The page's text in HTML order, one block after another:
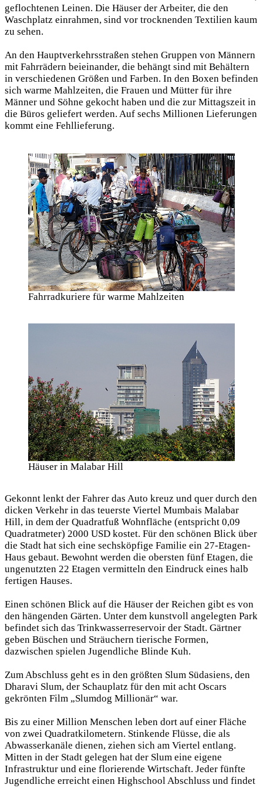
geflochtenen Leinen. Die Häuser der Arbeiter, die den
Waschplatz einrahmen, sind vor trocknenden Textilien kaum
zu sehen.
An den Hauptverkehrsstraßen stehen Gruppen von Männern
mit Fahrrädern beieinander, die behängt sind mit Behältern
in verschiedenen Größen und Farben. In den Boxen befinden
sich warme Mahlzeiten, die Frauen und Mütter für ihre
Männer und Söhne gekocht haben und die zur Mittagszeit in
die Büros geliefert werden. Auf sechs Millionen Lieferungen
kommt eine Fehllieferung.
Fahrradkuriere für warme Mahlzeiten
Häuser in Malabar Hill
Gekonnt lenkt der Fahrer das Auto kreuz und quer durch den
dicken Verkehr in das teuerste Viertel Mumbais Malabar
Hill, in dem der Quadratfuß Wohnfläche (entspricht 0,09
Quadratmeter) 2000 USD kostet. Für den schönen Blick über
die Stadt hat sich eine sechsköpfige Familie ein 27-Etagen-
Haus gebaut. Bewohnt werden die obersten fünf Etagen, die
ungenutzten 22 Etagen vermitteln den Eindruck eines halb
fertigen Hauses.
Einen schönen Blick auf die Häuser der Reichen gibt es von
den hängenden Gärten. Unter dem kunstvoll angelegten Park
befindet sich das Trinkwasserreservoir der Stadt. Gärtner
geben Büschen und Sträuchern tierische Formen,
dazwischen spielen Jugendliche Blinde Kuh.
Zum Abschluss geht es in den größten Slum Südasiens, den
Dharavi Slum, der Schauplatz für den mit acht Oscars
gekrönten Film „Slumdog Millionär“ war.
Bis zu einer Million Menschen leben dort auf einer Fläche
von zwei Quadratkilometern. Stinkende Flüsse, die als
Abwasserkanäle dienen, ziehen sich am Viertel entlang.
Mitten in der Stadt gelegen hat der Slum eine eigene
Infrastruktur und eine florierende Wirtschaft. Jeder fünfte
Jugendliche erreicht einen Highschool Abschluss und findet